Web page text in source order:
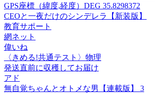
GPS座標（緯度,経度）DEG 35.8298372
CEOと一夜だけのシンデレラ【新装版】
教育サポート
網ネット
偉いね
〈きめる!共通テスト〉物理
発送直前に収穫してお届け
アド
無自覚ちゃんとオトメな男【連載版】 3